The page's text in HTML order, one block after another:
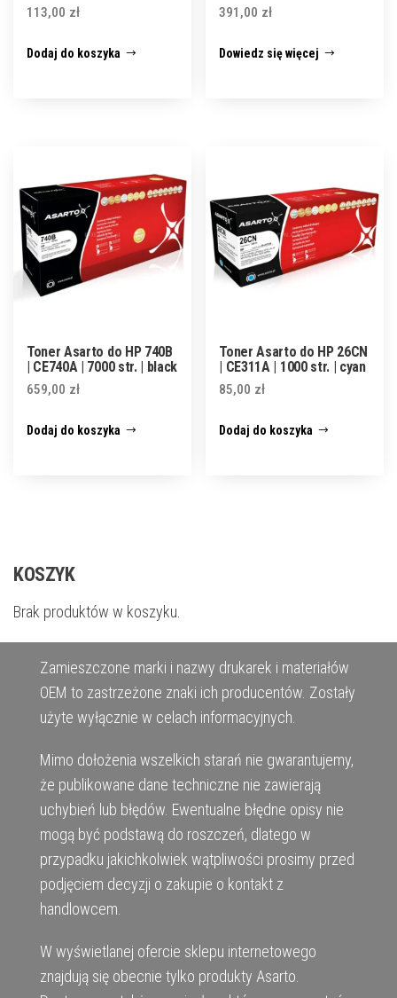
113,00 zł
Dodaj do koszyka
391,00 zł
Dowiedz się więcej
Toner Asarto do HP 740B
| CE740A | 7000 str. | black
659,00 zł
Dodaj do koszyka
Toner Asarto do HP 26CN
| CE311A | 1000 str. | cyan
85,00 zł
Dodaj do koszyka
KOSZYK
Brak produktów w koszyku.
Zamieszczone marki i nazwy drukarek i materiałów
OEM to zastrzeżone znaki ich producentów. Zostały
użyte wyłącznie w celach informacyjnych.
Mimo dołożenia wszelkich starań nie gwarantujemy,
że publikowane dane techniczne nie zawierają
uchybień lub błędów. Ewentualne błędne opisy nie
mogą być podstawą do roszczeń, dlatego w
przypadku jakichkolwiek wątpliwości prosimy przed
podjęciem decyzji o zakupie o kontakt z
handlowcem.
W wyświetlanej ofercie sklepu internetowego
znajdują się obecnie tylko produkty Asarto.